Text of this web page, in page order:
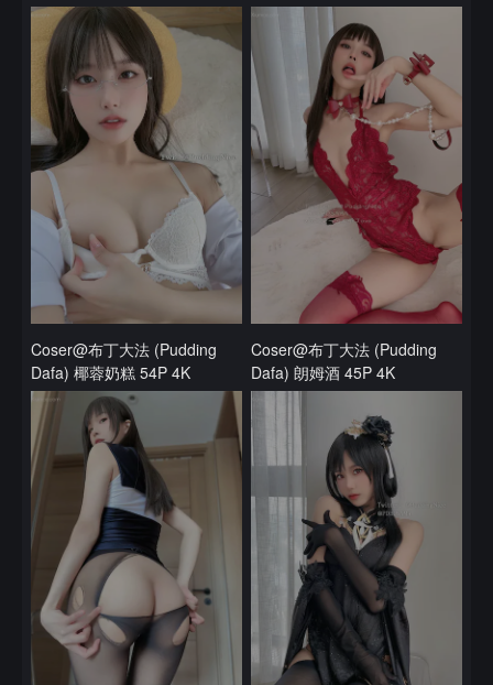
Coser@布丁大法 (Pudding
Dafa) 椰蓉奶糕 54P 4K
Coser@布丁大法 (Pudding
Dafa) 朗姆酒 45P 4K